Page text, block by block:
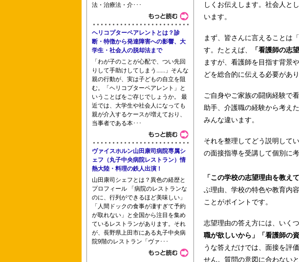
甲府看護専門学校 学校法人湘央学園浦添看護学校 東京女子
行岡医学技術専門学校看護第1学科 大阪行岡医療専門学校鍼
ゲール学院
しくお伝えします。社会人と
います。
まず、皆さんに言えることは
す。たとえば、
「看護師の志
ますが、看護師を目指す背景
どを総合的に伝える必要があり
ご自身やご家族の闘病経験で
助手、介護職の経験から考え
みんな違います。
それを整理してどう説明して
の面接指導を受講して個別に
「この学校の志望理由を教え
ぶ理由、学校の特色や教育内
ことがポイントです。
志望理由の答え方には、いく
職が欲しいから」「看護師の
うな答えだけでは、面接を評
せん。質問の意図に合わない
法・治療法・介･･･
ヘリコプターペアレントとは？診
断・特徴から発達障害への影響、大
学生・社会人の脱却法まで
「わが子のことが心配で、つい先回
りして手助けしてしまう......」そんな
親の行動が、実は子どもの自立を阻
む。「ヘリコプターペアレント」と
いうことばをご存じでしょうか。 最
近では、大学生や社会人になっても
親が介入するケースが増えており、
当事者である本･･･
ヴァイスホルン山田康司病院専属シ
ェフ（丸子中央病院レストラン）情
熱大陸・料理の鉄人出演！
山田康司シェフとは？異色の経歴と
プロフィール 「病院のレストランな
のに、行列ができるほど美味しい」
「人間ドックの食事が凄すぎて予約
が取れない」と全国から注目を集め
ているレストランがあります。それ
が、長野県上田市にある丸子中央病
院9階のレストラン「ヴァ･･･